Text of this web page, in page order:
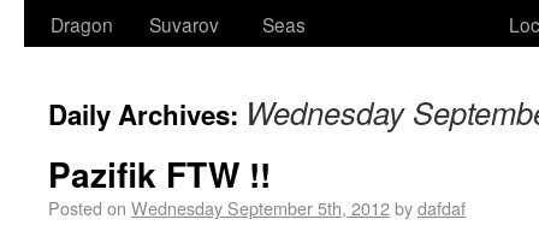
Dragon
Suvarov
Seas
Daily Archives: Wednesday
Pazifik FTW !!
Posted on Wednesday September 5th, 2012bydafdaf